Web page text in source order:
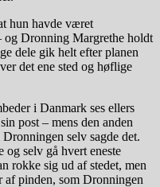
hun havde været
og Dronning Margrethe holdt
dele gik helt efter planen
det ene sted og høflige
i Danmark ses ellers
post – mens den anden
selv sagde det.
og selv gå hvert eneste
rokke sig ud af stedet, men
af pinden, som Dronningen